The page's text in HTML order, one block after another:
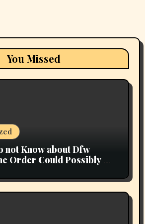
You Missed
not Know about Dfw
Order Could Possibly be